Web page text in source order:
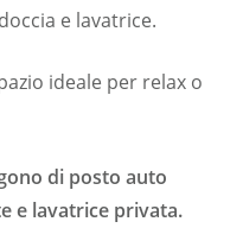
e lavatrice.
ideale per relax o
di posto auto
e lavatrice privata.